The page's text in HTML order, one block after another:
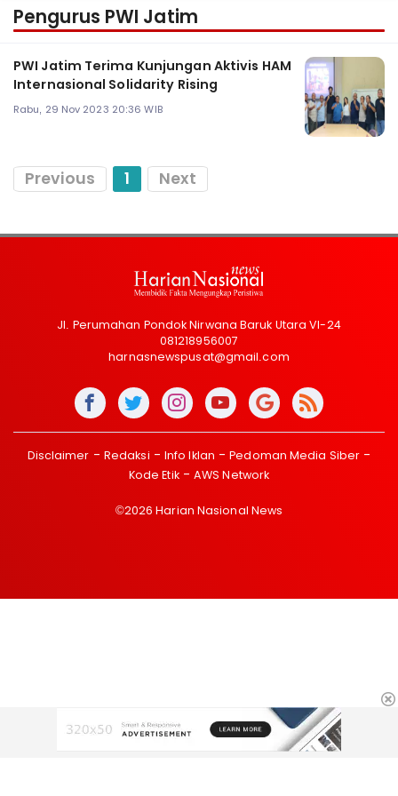
Pengurus PWI Jatim
PWI Jatim Terima Kunjungan Aktivis HAM
Internasional Solidarity Rising
Rabu, 29 Nov 2023 20:36 WIB
Previous 1 Next
Jl. Perumahan Pondok Nirwana Baruk Utara VI-24
081218956007
harnasnewspusat@gmail.com
Disclaimer Redaksi Info Iklan
Pedoman Media Siber
Kode Etik
AWS Network
©2026 Harian Nasional News